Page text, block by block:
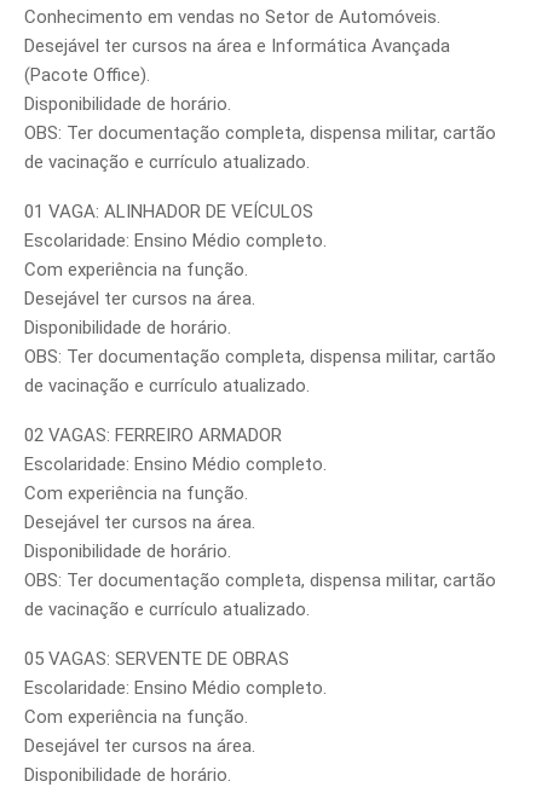
Conhecimento em vendas no Setor de Automóveis.
Desejável ter cursos na área e Informática Avançada
(Pacote Office).
Disponibilidade de horário.
OBS: Ter documentação completa, dispensa militar, cartão
de vacinação e currículo atualizado.
01 VAGA: ALINHADOR DE VEÍCULOS
Escolaridade: Ensino Médio completo.
Com experiência na função.
Desejável ter cursos na área.
Disponibilidade de horário.
OBS: Ter documentação completa, dispensa militar, cartão
de vacinação e currículo atualizado.
02 VAGAS: FERREIRO ARMADOR
Escolaridade: Ensino Médio completo.
Com experiência na função.
Desejável ter cursos na área.
Disponibilidade de horário.
OBS: Ter documentação completa, dispensa militar, cartão
de vacinação e currículo atualizado.
05 VAGAS: SERVENTE DE OBRAS
Escolaridade: Ensino Médio completo.
Com experiência na função.
Desejável ter cursos na área.
Disponibilidade de horário.